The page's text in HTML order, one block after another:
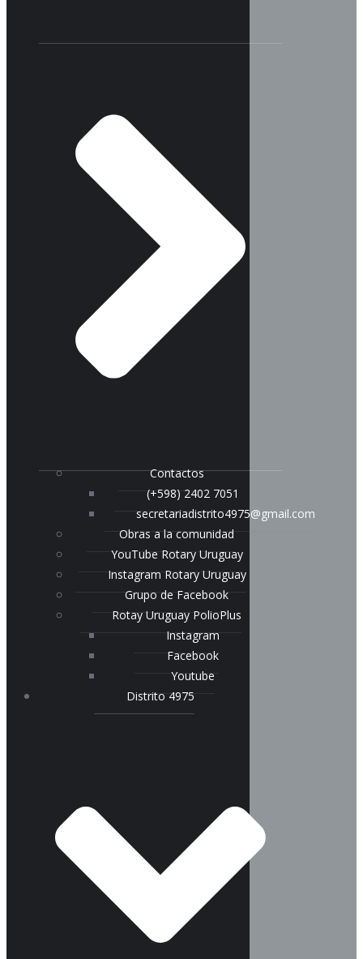
Contactos
(+598) 2402 7051
secretariadistrito4975@gmail.com
Obras a la comunidad
YouTube Rotary Uruguay
Instagram Rotary Uruguay
Grupo de Facebook
Rotay Uruguay PolioPlus
Instagram
Facebook
Youtube
Distrito 4975